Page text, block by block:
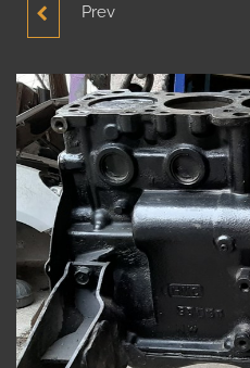
HYUNDAİ ELANTRA 1.6
1994
Prev